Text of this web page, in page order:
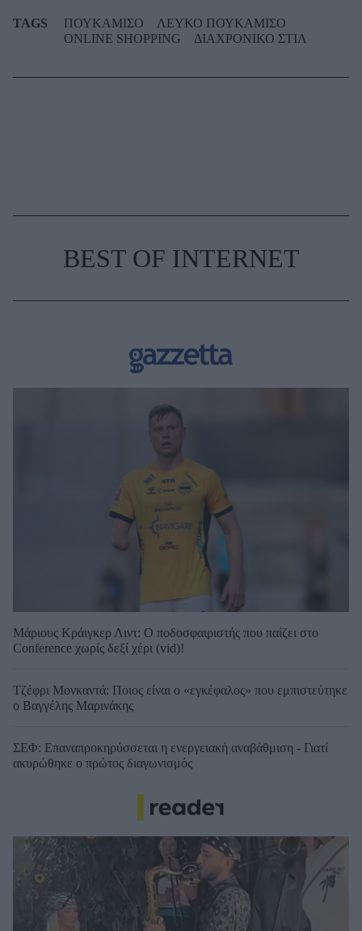
TAGS ΠΟΥΚΑΜΙΣΟ
ΛΕΥΚΟ ΠΟΥΚΑΜΙΣΟ
ONLINE SHOPPING
ΔΙΑΧΡΟΝΙΚΟ ΣΤΙΛ
BEST OF INTERNET
Μάριους Κράιγκερ Λιντ: Ο ποδοσφαιριστής που παίζει στο
Conference χωρίς δεξί χέρι (vid)!
Τζέφρι Μονκαντά: Ποιος είναι ο «εγκέφαλος» που εμπιστεύτηκε
ο Βαγγέλης Μαρινάκης
ΣΕΦ: Επαναπροκηρύσσεται η ενεργειακή αναβάθμιση - Γιατί
ακυρώθηκε ο πρώτος διαγωνισμός